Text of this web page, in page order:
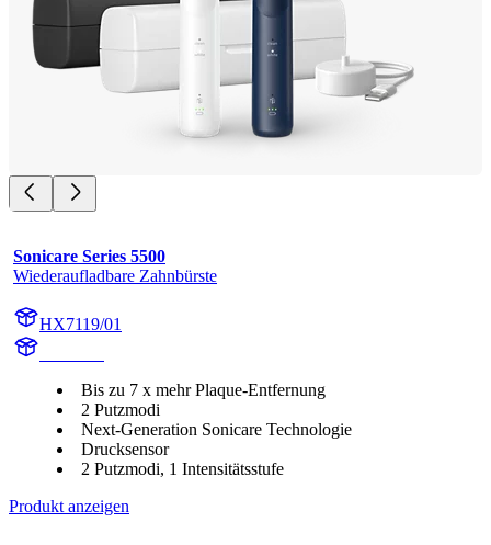
Sonicare Series 5500
Wiederaufladbare Zahnbürste
HX7119/01
Bis zu 7 x mehr Plaque-Entfernung
2 Putzmodi
Next-Generation Sonicare Technologie
Drucksensor
2 Putzmodi, 1 Intensitätsstufe
Produkt anzeigen